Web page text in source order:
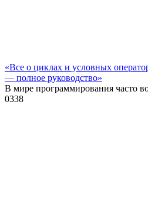
«Все о циклах и условных
— полное руководство»
В мире программирования часто
0338